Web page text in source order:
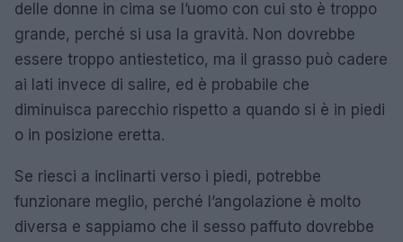
delle donne in cima se l’uomo con cui sto è troppo
grande, perché si usa la gravità. Non dovrebbe
essere troppo antiestetico, ma il grasso può cadere
ai lati invece di salire, ed è probabile che
diminuisca parecchio rispetto a quando si è in piedi
o in posizione eretta.
Se riesci a inclinarti verso i piedi, potrebbe
funzionare meglio, perché l’angolazione è molto
diversa e sappiamo che il sesso paffuto dovrebbe